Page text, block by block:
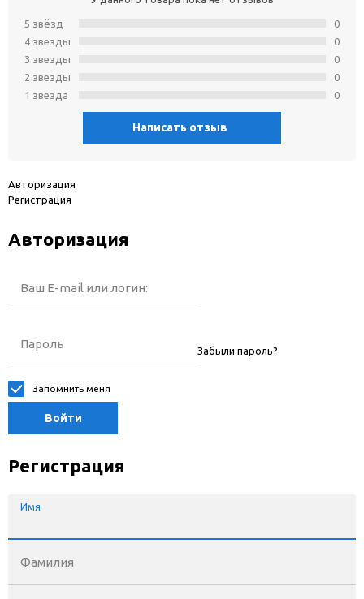
5 звёзд
4 звeзды
3 звeзды
2 звeзды
1 звeзда
0
0
0
0
0
Написать отзыв
Авторизация
Регистрация
Авторизация
Ваш E-mail или логин:
Пароль Забыли пароль?
Запомнить меня
Войти
Регистрация
Имя
Фамилия